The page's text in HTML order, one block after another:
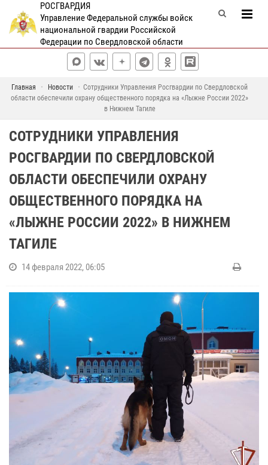
РОСГВАРДИЯ
Управление Федеральной службы войск
национальной гвардии Российской
Федерации по Свердловской области
Главная Новости
Сотрудники Управления Росгвардии по Свердловской
области обеспечили охрану общественного порядка на «Лыжне России 2022»
в Нижнем Тагиле
СОТРУДНИКИ УПРАВЛЕНИЯ
РОСГВАРДИИ ПО СВЕРДЛОВСКОЙ
ОБЛАСТИ ОБЕСПЕЧИЛИ ОХРАНУ
ОБЩЕСТВЕННОГО ПОРЯДКА НА
«ЛЫЖНЕ РОССИИ 2022» В НИЖНЕМ
ТАГИЛЕ
14 февраля 2022, 06:05